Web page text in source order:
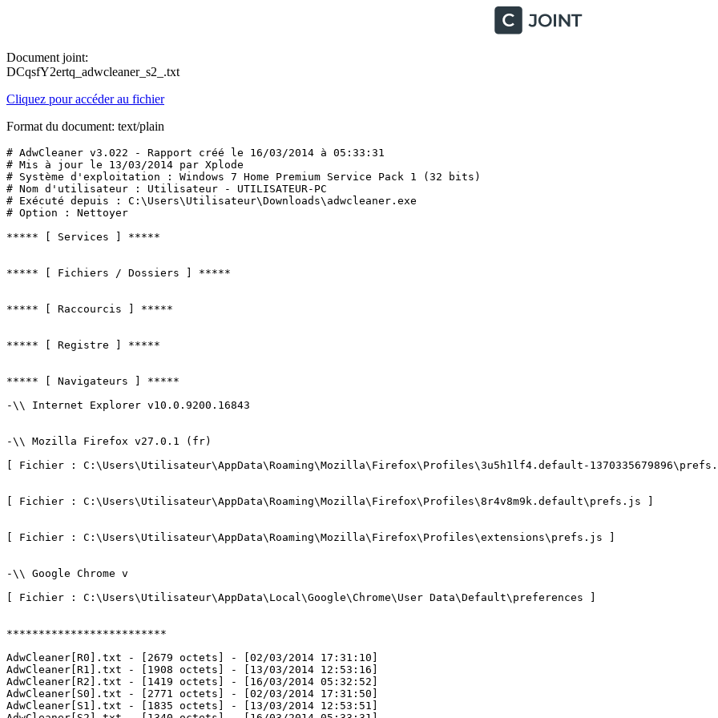
Document joint:
DCqsfY2ertq_adwcleaner_s2_.txt
Cliquez pour accéder au fichier
Format du document: text/plain
# AdwCleaner v3.022 - Rapport créé le 16/03/2014 à 05:33:31
# Mis à jour le 13/03/2014 par Xplode
# Système d'exploitation : Windows 7 Home Premium Service Pack 1 (32 bits)
# Nom d'utilisateur : Utilisateur - UTILISATEUR-PC
# Exécuté depuis : C:\Users\Utilisateur\Downloads\adwcleaner.exe
# Option : Nettoyer
***** [ Services ] *****
***** [ Fichiers / Dossiers ] *****
***** [ Raccourcis ] *****
***** [ Registre ] *****
***** [ Navigateurs ] *****
-\\ Internet Explorer v10.0.9200.16843
-\\ Mozilla Firefox v27.0.1 (fr)
[ Fichier : C:\Users\Utilisateur\AppData\Roaming\Mozilla\Firefox\Profiles\3u5h1lf4.default-
[ Fichier : C:\Users\Utilisateur\AppData\Roaming\Mozilla\Firefox\Profiles\8r4v8m9k.default\prefs.js ]
[ Fichier : C:\Users\Utilisateur\AppData\Roaming\Mozilla\Firefox\Profiles\extensions\prefs.js ]
-\\ Google Chrome v
[ Fichier : C:\Users\Utilisateur\AppData\Local\Google\Chrome\User Data\Default\preferences ]
*************************
AdwCleaner[R0].txt - [2679 octets] - [02/03/2014 17:31:10]
AdwCleaner[R1].txt - [1908 octets] - [13/03/2014 12:53:16]
AdwCleaner[R2].txt - [1419 octets] - [16/03/2014 05:32:52]
AdwCleaner[S0].txt - [2771 octets] - [02/03/2014 17:31:50]
AdwCleaner[S1].txt - [1835 octets] - [13/03/2014 12:53:51]